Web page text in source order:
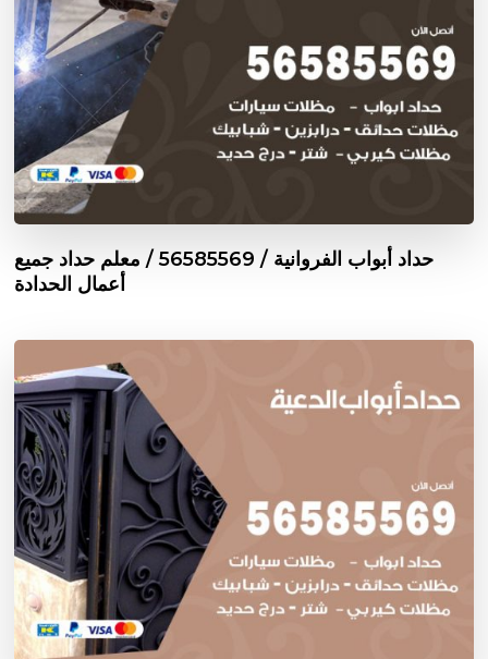
حداد أبواب الفروانية / 56585569 / معلم حداد جميع
أعمال الحدادة